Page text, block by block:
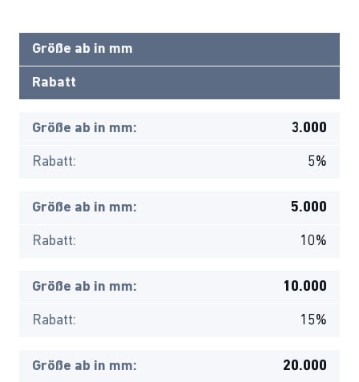
Größe ab in mm
Rabatt
Größe ab in mm: 3.000
Rabatt: 5%
Größe ab in mm: 5.000
Rabatt: 10%
Größe ab in mm: 10.000
Rabatt: 15%
Größe ab in mm: 20.000